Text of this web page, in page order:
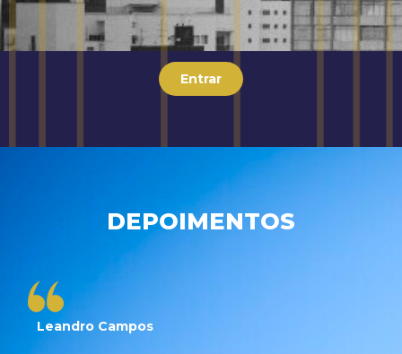
Entrar
DEPOIMENTOS
Leandro Campos